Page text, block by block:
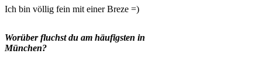
Ich bin völlig fein mit einer Breze =)
Worüber fluchst du am häufigsten in
München?